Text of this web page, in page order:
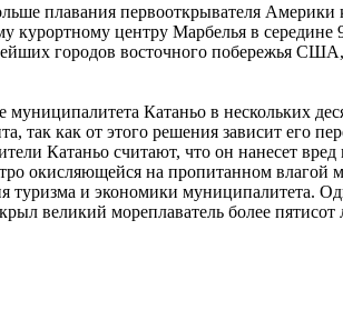
плавания первооткрывателя Америки
курортному центру Марбелья в
городов восточного побережья
Катаньо в нескольких
так как от этого решения зависит его
Катаньо считают, что он нанесет вред
окисляющейся на пропитанном
и экономики муниципалитета.
великий мореплаватель более пятисот